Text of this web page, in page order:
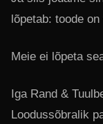
lõpetab: toode
Meie ei lõpeta
Iga Rand &
Loodussõbralik